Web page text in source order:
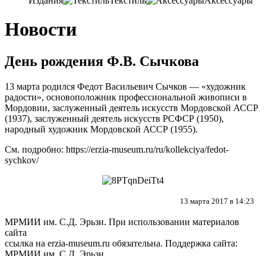
Новости
День рождения Ф.В. Сычкова
13 марта родился Федот Васильевич Сычков — «художник
радости», основоположник профессиональной живописи в
Мордовии, заслуженный деятель искусств Мордовской АССР
(1937), заслуженный деятель искусств РСФСР (1950),
народный художник Мордовской АССР (1955).
См. подробно: https://erzia-museum.ru/ru/kollekciya/fedot-
sychkov/
13 марта 2017 в 14:23
МРМИИ им. С.Д. Эрьзи. При использовании материалов
сайта
ссылка на erzia-museum.ru обязательна. Поддержка сайта:
МРМИИ им. С.Д. Эрьзи